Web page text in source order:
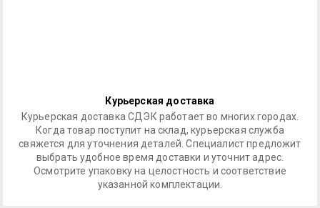
Курьерская доставка
Курьерская доставка СДЭК работает во многих городах.
Когда товар поступит на склад, курьерская служба
свяжется для уточнения деталей. Специалист предложит
выбрать удобное время доставки и уточнит адрес.
Осмотрите упаковку на целостность и соответствие
указанной комплектации.